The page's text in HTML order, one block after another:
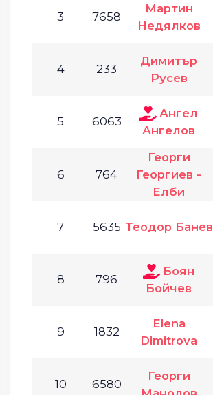
3 7658
Мартин
Недялков
4 233
Димитър
Русев
5 6063
Ангел
Ангелов
6 764
Георги
Георгиев -
Елби
7 5635 Теодор Банев
8 796
Боян
Бойчев
9 1832
Elena
Dimitrova
10 6580
Георги